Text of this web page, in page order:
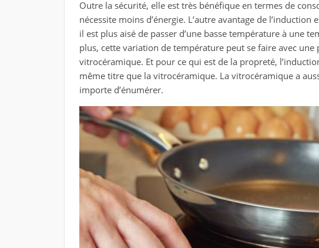
Outre la sécurité, elle est très bénéfique en termes de
nécessite moins d’énergie. L’autre avantage de
il est plus aisé de passer d’une basse température à une
plus, cette variation de température peut se faire avec
vitrocéramique. Et pour ce qui est de la propreté,
même titre que la vitrocéramique. La vitrocéramique a
importe d’énumérer.